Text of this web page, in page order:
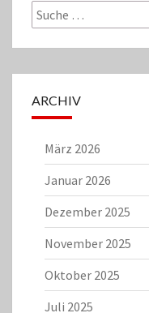
Suche
nach:
ARCHIV
März 2026
Januar 2026
Dezember 2025
November 2025
Oktober 2025
Juli 2025